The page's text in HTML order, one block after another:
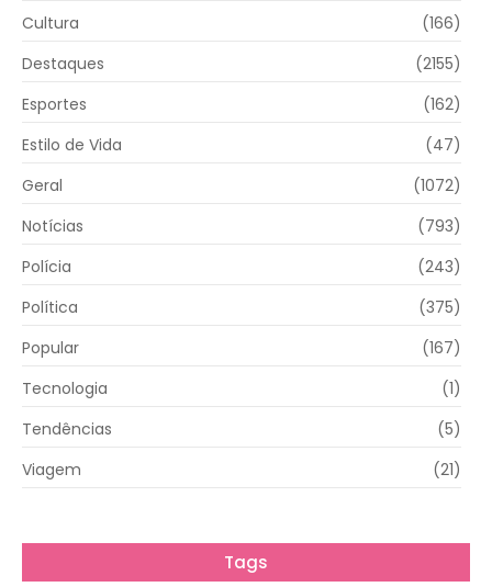
Cultura
(166)
Destaques
(2155)
Esportes
(162)
Estilo de Vida
(47)
Geral
(1072)
Notícias
(793)
Polícia
(243)
Política
(375)
Popular
(167)
Tecnologia
(1)
Tendências
(5)
Viagem
(21)
Tags